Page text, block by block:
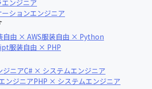
ンジニア
ションエンジニア
自由 × AWS服装自由 × Python
服装自由 × PHP
ニアC# × システムエンジニア
ンジニアPHP × システムエンジニア